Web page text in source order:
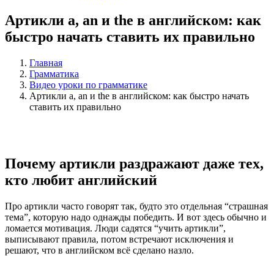
Артикли a, an и the в английском: как
быстро начать ставить их правильно
Главная
Грамматика
Видео уроки по грамматике
Артикли a, an и the в английском: как быстро начать
ставить их правильно
Почему артикли раздражают даже тех,
кто любит английский
Про артикли часто говорят так, будто это отдельная “страшная
тема”, которую надо однажды победить. И вот здесь обычно и
ломается мотивация. Люди садятся “учить артикли”,
выписывают правила, потом встречают исключения и
решают, что в английском всё сделано назло.